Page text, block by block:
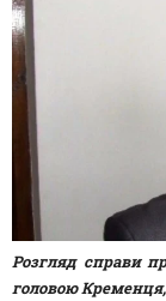
Розгляд справи
головою